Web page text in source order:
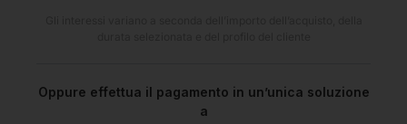
Oppure effettua il pagamento in un’unica soluzione
a